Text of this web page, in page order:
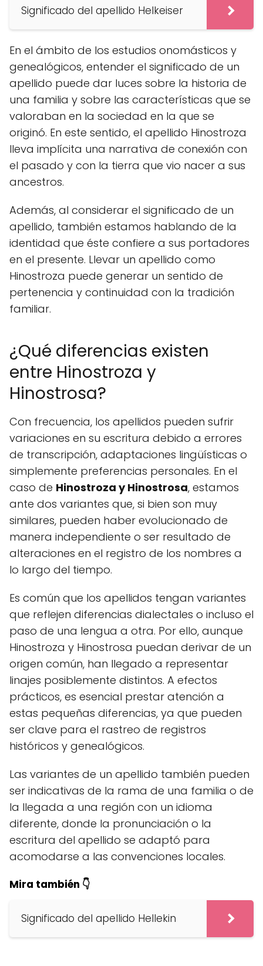
Significado del apellido Helkeiser
En el ámbito de los estudios onomásticos y
genealógicos, entender el significado de un
apellido puede dar luces sobre la historia de
una familia y sobre las características que se
valoraban en la sociedad en la que se
originó. En este sentido, el apellido Hinostroza
lleva implícita una narrativa de conexión con
el pasado y con la tierra que vio nacer a sus
ancestros.
Además, al considerar el significado de un
apellido, también estamos hablando de la
identidad que éste confiere a sus portadores
en el presente. Llevar un apellido como
Hinostroza puede generar un sentido de
pertenencia y continuidad con la tradición
familiar.
¿Qué diferencias existen
entre Hinostroza y
Hinostrosa?
Con frecuencia, los apellidos pueden sufrir
variaciones en su escritura debido a errores
de transcripción, adaptaciones lingüísticas o
simplemente preferencias personales. En el
caso de Hinostroza y Hinostrosa, estamos
ante dos variantes que, si bien son muy
similares, pueden haber evolucionado de
manera independiente o ser resultado de
alteraciones en el registro de los nombres a
lo largo del tiempo.
Es común que los apellidos tengan variantes
que reflejen diferencias dialectales o incluso el
paso de una lengua a otra. Por ello, aunque
Hinostroza y Hinostrosa puedan derivar de un
origen común, han llegado a representar
linajes posiblemente distintos. A efectos
prácticos, es esencial prestar atención a
estas pequeñas diferencias, ya que pueden
ser clave para el rastreo de registros
históricos y genealógicos.
Las variantes de un apellido también pueden
ser indicativas de la rama de una familia o de
la llegada a una región con un idioma
diferente, donde la pronunciación o la
escritura del apellido se adaptó para
acomodarse a las convenciones locales.
Mira también 👇
Significado del apellido Hellekin